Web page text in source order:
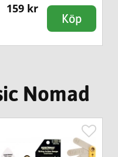
159 kr
Köp
Nomad